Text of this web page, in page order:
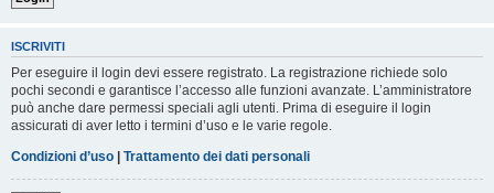
ISCRIVITI
Per eseguire il login devi essere registrato. La registrazione richiede solo
pochi secondi e garantisce l’accesso alle funzioni avanzate. L’amministratore
può anche dare permessi speciali agli utenti. Prima di eseguire il login
assicurati di aver letto i termini d’uso e le varie regole.
Condizioni d’uso | Trattamento dei dati personali